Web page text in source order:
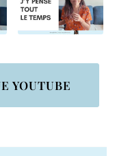
YOUTUBE